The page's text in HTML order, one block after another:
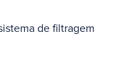
de filtragem